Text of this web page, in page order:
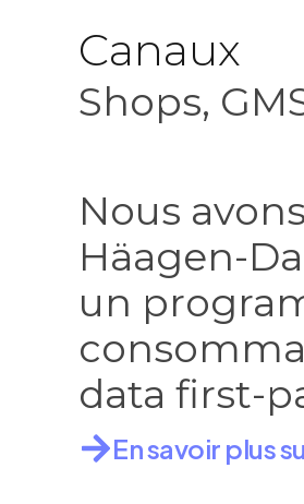
Canaux
Shops,
Nous
Häagen-
un
data first-
En savoir plus